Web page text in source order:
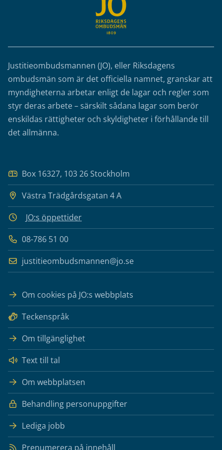
Justitieombudsmannen (JO), eller Riksdagens
ombudsmän som är det officiella namnet, granskar att
myndigheterna arbetar enligt de lagar och regler som
styr deras arbete – särskilt sådana lagar som berör
enskildas rättigheter och skyldigheter i förhållande till
det allmänna.
Box 16327, 103 26 Stockholm
Västra Trädgårdsgatan 4 A
JO:s öppettider
08-786 51 00
justitieombudsmannen@jo.se
Om cookies på JO:s webbplats
Teckenspråk
Om tillgänglighet
Text till tal
Om webbplatsen
Behandling personuppgifter
Lediga jobb
Prenumerera på innehåll